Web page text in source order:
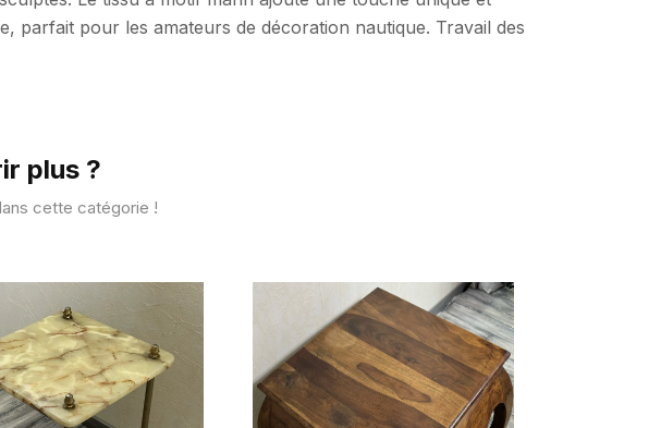
parfait pour les amateurs de décoration nautique. Travail des
plus ?
cette catégorie !